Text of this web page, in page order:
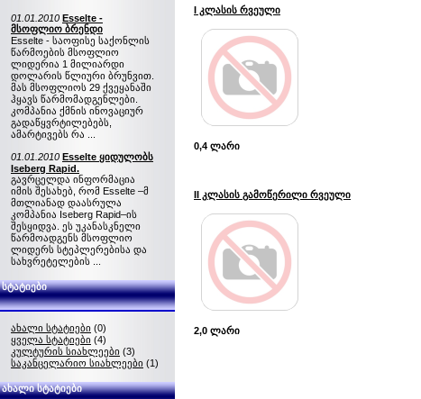
01.01.2010 Esselte -
მსოფლიო ბრენდი
Esselte - საოფისე საქონლის
წარმოების მსოფლიო
ლიდერია 1 მილიარდი
დოლარის წლიური ბრუნვით.
მას მსოფლიოს 29 ქვეყანაში
ჰყავს წარმომადგენლები.
კომპანია ქმნის ინოვაციურ
გადაწყვრტილებებს,
ამარტივებს რა ...
01.01.2010 Esselte ყიდულობს
Iseberg Rapid.
გავრცელდა ინფორმაცია
იმის შესახებ, რომ Esselte –მ
მთლიანად დაასრულა
კომპანია Iseberg Rapid–ის
შესყიდვა. ეს უკანასკნელი
წარმოადგენს მსოფლიო
ლიდერს სტეპლერებისა და
სახვრეტელების ...
სტატიები
ახალი სტატიები (0)
ყველა სტატიები (4)
კულტურის სიახლეები (3)
საკანცელარიო სიახლეები (1)
ახალი სტატიები
I კლასის რვეული
0,4 ლარი
II კლასის გამოწერილი რვეული
2,0 ლარი